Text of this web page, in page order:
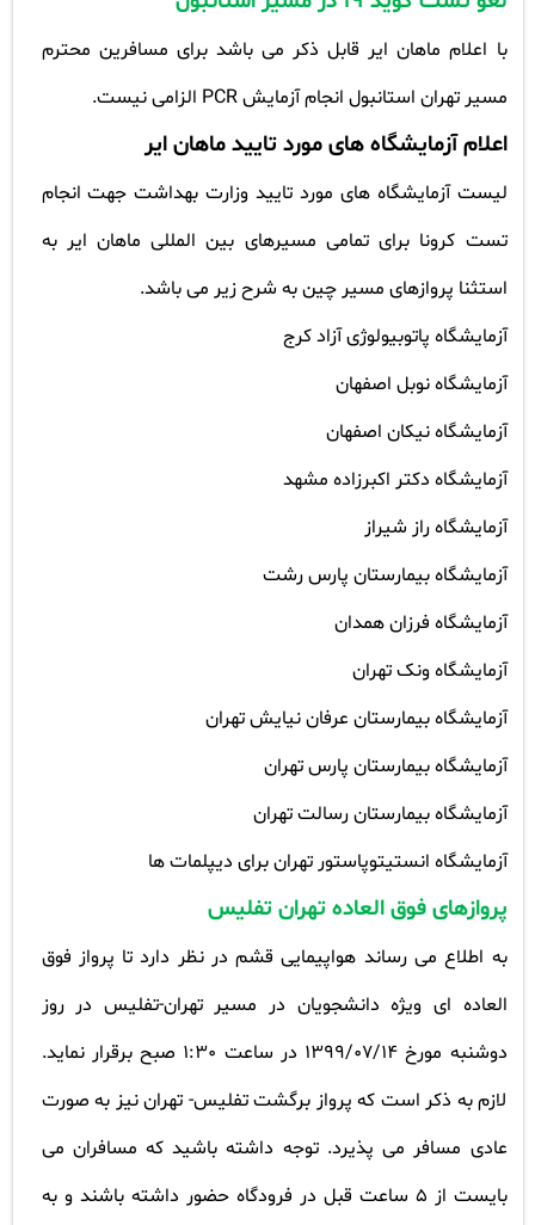
با اعلام ماهان ایر قابل ذکر می باشد برای مسافرین محترم
مسیر تهران استانبول انجام آزمایشPCR الزامی نیست.
اعلام آزمایشگاه های مورد تایید ماهان ایر
لیست آزمایشگاه های مورد تایید وزارت بهداشت جهت انجام
تست کرونا برای تمامی مسیرهای بین المللی ماهان ایر به
استثنا پروازهای مسیر چین به شرح زیر می باشد.
آزمایشگاه پاتوبیولوژی آزاد کرج
آزمایشگاه نوبل اصفهان
آزمایشگاه نیکان اصفهان
آزمایشگاه دکتر اکبرزاده مشهد
آزمایشگاه راز شیراز
آزمایشگاه بیمارستان پارس رشت
آزمایشگاه فرزان همدان
آزمایشگاه ونک تهران
آزمایشگاه بیمارستان عرفان نیایش تهران
آزمایشگاه بیمارستان پارس تهران
آزمایشگاه بیمارستان رسالت تهران
آزمایشگاه انستیتوپاستور تهران برای دیپلمات ها
پروازهای فوق العاده تهران تفلیس
به اطلاع می رساند هواپیمایی قشم در نظر دارد تا پرواز فوق
العاده ای ویژه دانشجویان در مسیر تهران-تفلیس در روز
دوشنبه مورخ 1399/07/14 در ساعت 1:30 صبح برقرار نماید.
لازم به ذکر است که پرواز برگشت تفلیس- تهران نیز به صورت
عادی مسافر می پذیرد. توجه داشته باشید که مسافران می
بایست از 5 ساعت قبل در فرودگاه حضور داشته باشند و به